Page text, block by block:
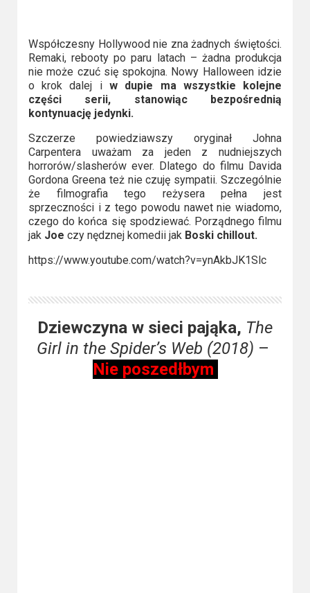
Netflix
Sky
Showtime
Podsumowania
2023
2022
2021
2020
2018
2016
Współczesny Hollywood nie zna żadnych świętości.
Remaki, rebooty po paru latach – żadna produkcja
nie może czuć się spokojna. Nowy Halloween idzie
o krok dalej i w dupie ma wszystkie kolejne
części serii, stanowiąc bezpośrednią
kontynuację jedynki.
Szczerze powiedziawszy oryginał Johna
Carpentera uważam za jeden z nudniejszych
horrorów/slasherów ever. Dlatego do filmu Davida
Gordona Greena też nie czuję sympatii. Szczególnie
że filmografia tego reżysera pełna jest
sprzeczności i z tego powodu nawet nie wiadomo,
czego do końca się spodziewać. Porządnego filmu
jak Joe czy nędznej komedii jak Boski chillout.
https://www.youtube.com/watch?v=ynAkbJK1Slc
Dziewczyna w sieci pająka, The
Girl in the Spider’s Web (2018) –
Nie poszedłbym